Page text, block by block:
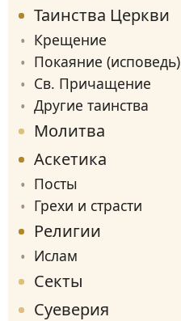
Таинства Церкви
Крещение
Покаяние (исповедь)
Св. Причащение
Другие таинства
Молитва
Аскетика
Посты
Грехи и страсти
Религии
Ислам
Секты
Суеверия